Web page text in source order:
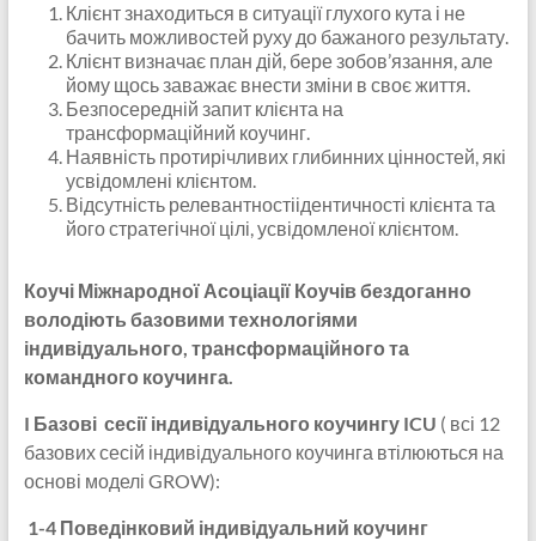
Клієнт знаходиться в ситуації глухого кута і не
бачить можливостей руху до бажаного результату.
Клієнт визначає план дій, бере зобов’язання, але
йому щось заважає внести зміни в своє життя.
Безпосередній запит клієнта на
трансформаційний коучинг.
Наявність протирічливих глибинних цінностей, які
усвідомлені клієнтом.
Відсутність релевантностіідентичності клієнта та
його стратегічної цілі, усвідомленої клієнтом.
Коучі Міжнародної Асоціації Коучів бездоганно
володіють базовими технологіями
індивідуального, трансформаційного та
командного коучинга.
I Базові сесії індивідуального коучингу ICU ( всі 12
базових сесій індивідуального коучинга втілюються на
основі моделі GROW):
1-4 Поведінковий індивідуальний коучинг